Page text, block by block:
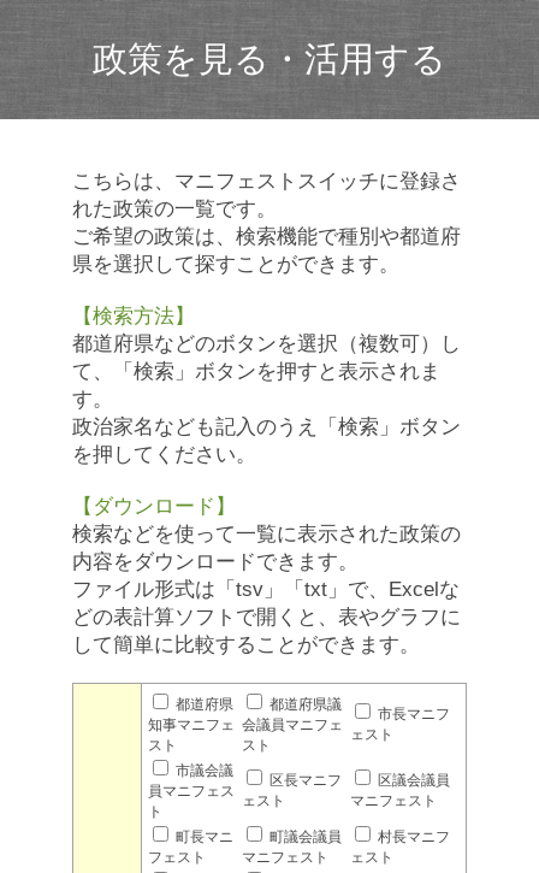
政策を見る・活用する
こちらは、マニフェストスイッチに登録さ
れた政策の一覧です。
ご希望の政策は、検索機能で種別や都道府
県を選択して探すことができます。
【検索方法】
都道府県などのボタンを選択（複数可）し
て、「検索」ボタンを押すと表示されま
す。
政治家名なども記入のうえ「検索」ボタン
を押してください。
【ダウンロード】
検索などを使って一覧に表示された政策の
内容をダウンロードできます。
ファイル形式は「tsv」「txt」で、Excelな
どの表計算ソフトで開くと、表やグラフに
して簡単に比較することができます。
都道府県
知事マニフェ
スト
都道府県議
会議員マニフェ
スト
市長マニフ
ェスト
市議会議
員マニフェス
ト
区長マニフ
ェスト
区議会議員
マニフェスト
町長マニ
フェスト
町議会議員
マニフェスト
村長マニフ
ェスト